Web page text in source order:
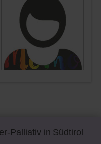
Palliativ in Südtirol